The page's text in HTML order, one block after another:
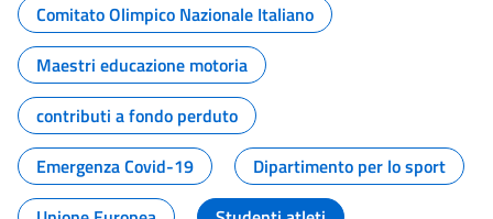
Comitato Olimpico Nazionale Italiano
Maestri educazione motoria
contributi a fondo perduto
Emergenza Covid-19
Dipartimento per lo sport